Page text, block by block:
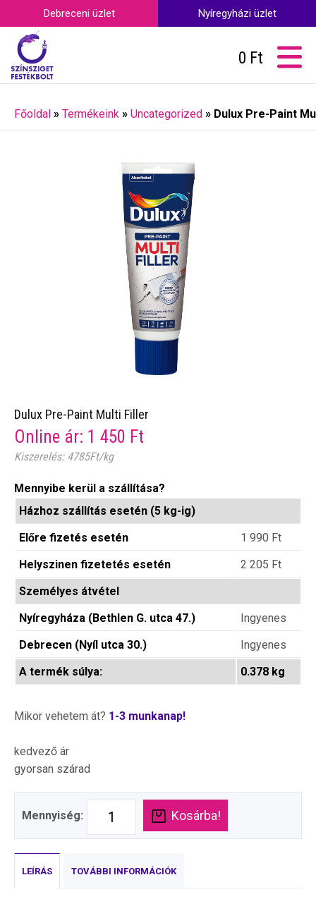
Debreceni üzlet Nyíregyházi üzlet
0 Ft
Főoldal » Termékeink » Uncategorized » Dulux Pre-Paint
Dulux Pre-Paint Multi Filler
Online ár: 1 450 Ft
Kiszerelés: 4785Ft/kg
Mennyibe kerül a szállítása?
Házhoz szállítás esetén (5 kg-ig)
Előre fizetés esetén
1 990 Ft
Helyszinen fizetetés esetén
2 205 Ft
Személyes átvétel
Nyíregyháza (Bethlen G. utca 47.)
Ingyenes
Debrecen (Nyíl utca 30.)
Ingyenes
A termék súlya:
0.378 kg
Mikor vehetem át? 1-3 munkanap!
kedvező ár
gyorsan szárad
Mennyiség: Kosárba!
LEÍRÁS TOVÁBBI INFORMÁCIÓK